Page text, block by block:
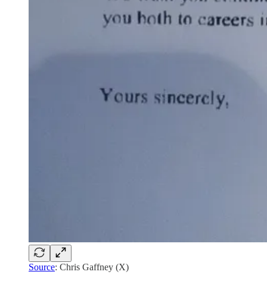
Source: Chris Gaffney (X)